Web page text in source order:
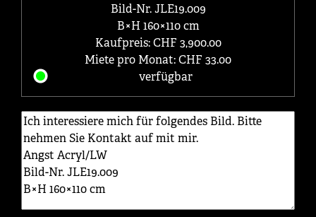
Bild-Nr. JLE19.009
B×H 160×110 cm
Kaufpreis: CHF 3,900.00
Miete pro Monat: CHF 33.00
verfügbar